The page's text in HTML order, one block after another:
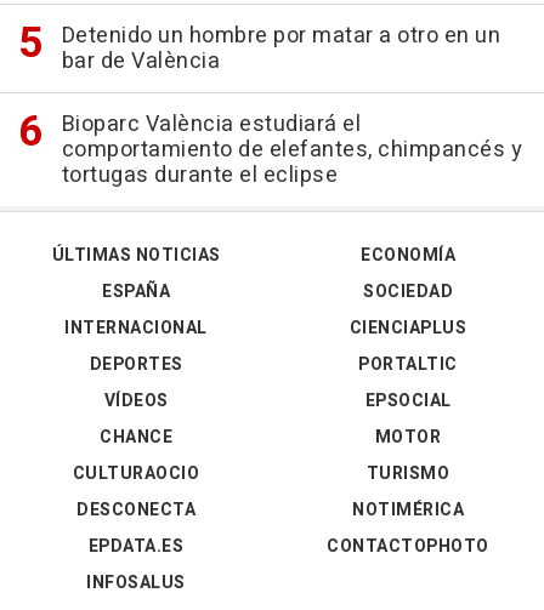
Detenido un hombre por matar a otro en un
bar de València
Bioparc València estudiará el
comportamiento de elefantes, chimpancés y
tortugas durante el eclipse
ÚLTIMAS NOTICIAS
ESPAÑA
INTERNACIONAL
DEPORTES
VÍDEOS
ECONOMÍA
SOCIEDAD
CIENCIAPLUS
PORTALTIC
EPSOCIAL
CHANCE
CULTURAOCIO
DESCONECTA
EPDATA.ES
INFOSALUS
MOTOR
TURISMO
NOTIMÉRICA
CONTACTOPHOTO